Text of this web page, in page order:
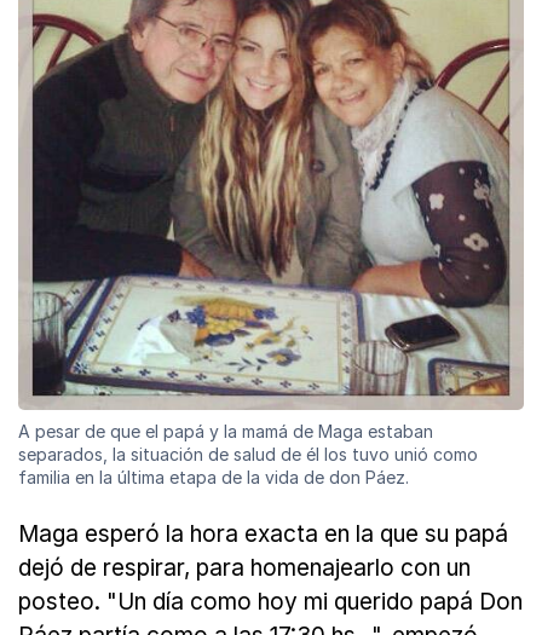
A pesar de que el papá y la mamá de Maga estaban
separados, la situación de salud de él los tuvo unió como
familia en la última etapa de la vida de don Páez.
Maga esperó la hora exacta en la que su papá
dejó de respirar, para homenajearlo con un
posteo. "Un día como hoy mi querido papá Don